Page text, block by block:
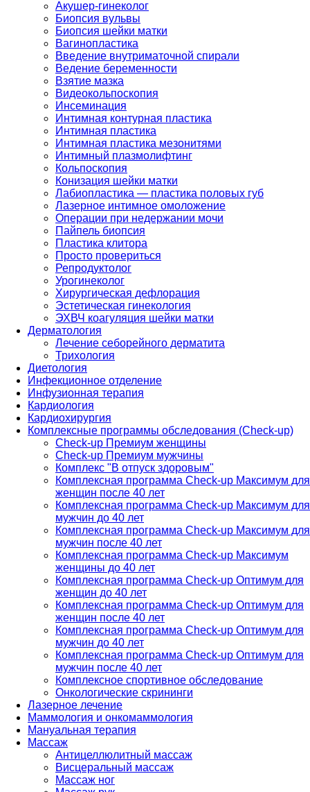
Акушер-гинеколог
Биопсия вульвы
Биопсия шейки матки
Вагинопластика
Введение внутриматочной спирали
Ведение беременности
Взятие мазка
Видеокольпоскопия
Инсеминация
Интимная контурная пластика
Интимная пластика
Интимная пластика мезонитями
Интимный плазмолифтинг
Кольпоскопия
Конизация шейки матки
Лабиопластика — пластика половых губ
Лазерное интимное омоложение
Операции при недержании мочи
Пайпель биопсия
Пластика клитора
Просто провериться
Репродуктолог
Урогинеколог
Хирургическая дефлорация
Эстетическая гинекология
ЭХВЧ коагуляция шейки матки
Дерматология
Лечение себорейного дерматита
Трихология
Диетология
Инфекционное отделение
Инфузионная терапия
Кардиология
Кардиохирургия
Комплексные программы обследования (Check-up)
Check-up Премиум женщины
Check-up Премиум мужчины
Комплекс "В отпуск здоровым"
Комплексная программа Check-up Максимум для
женщин после 40 лет
Комплексная программа Check-up Максимум для
мужчин до 40 лет
Комплексная программа Check-up Максимум для
мужчин после 40 лет
Комплексная программа Check-up Максимум
женщины до 40 лет
Комплексная программа Check-up Оптимум для
женщин до 40 лет
Комплексная программа Check-up Оптимум для
женщин после 40 лет
Комплексная программа Check-up Оптимум для
мужчин до 40 лет
Комплексная программа Check-up Оптимум для
мужчин после 40 лет
Комплексное спортивное обследование
Онкологические скрининги
Лазерное лечение
Маммология и онкомаммология
Мануальная терапия
Массаж
Антицеллюлитный массаж
Висцеральный массаж
Массаж ног